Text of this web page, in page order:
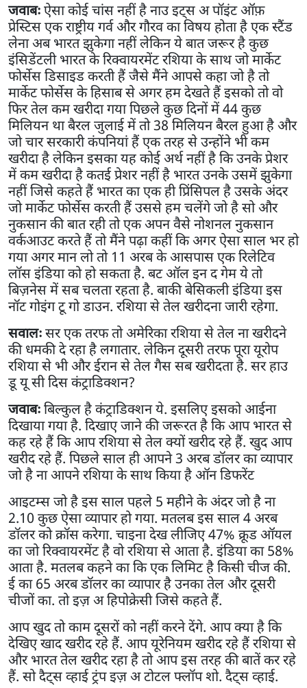
जवाबःऐसा कोई चांस नहीं है नाउ इट्स अ पॉइंट ऑफ़
प्रेस्टिस एक राष्ट्रीय गर्व और गौरव का विषय होता है एक स्टैंड
लेना अब भारत झुकेगा नहीं लेकिन ये बात जरूर है कुछ
इंसिडेंटली भारत के रिक्वायरमेंट रशिया के साथ जो मार्केट
फोर्सेस डिसाइड करती हैं जैसे मैंने आपसे कहा जो है तो
मार्केट फोर्सेस के हिसाब से अगर हम देखते हैं इसको तो वो
फिर तेल कम खरीदा गया पिछले कुछ दिनों में 44 कुछ
मिलियन था बैरल जुलाई में तो 38 मिलियन बैरल हुआ है और
जो चार सरकारी कंपनियां हैं एक तरह से उन्होंने भी कम
खरीदा है लेकिन इसका यह कोई अर्थ नहीं है कि उनके प्रेशर
में कम खरीदा है कतई प्रेशर नहीं है भारत उनके उसमें झुकेगा
नहीं जिसे कहते हैं भारत का एक ही प्रिंसिपल है उसके अंदर
जो मार्केट फोर्सेस करती हैं उससे हम चलेंगे जो है सो और
नुकसान की बात रही तो एक अपन वैसे नोशनल नुकसान
वर्कआउट करते हैं तो मैंने पढ़ा कहीं कि अगर ऐसा साल भर हो
गया अगर मान लो तो 11 अरब के आसपास एक रिलेटिव
लॉस इंडिया को हो सकता है. बट ऑल इन द गेम ये तो
बिज़नेस में सब चलता रहता है. बाकी बेसिकली इंडिया इस
नॉट गोइंग टू गो डाउन. रशिया से तेल खरीदना जारी रहेगा.
सवालःसर एक तरफ तो अमेरिका रशिया से तेल ना खरीदने
की धमकी दे रहा है लगातार. लेकिन दूसरी तरफ पूरा यूरोप
रशिया से भी और ईरान से तेल गैस सब खरीदता है. सर हाउ
डू यू सी दिस कंट्राडिक्शन?
जवाबःबिल्कुल है कंट्राडिक्शन ये. इसलिए इसको आईना
दिखाया गया है. दिखाए जाने की जरूरत है कि आप भारत से
कह रहे हैं कि आप रशिया से तेल क्यों खरीद रहे हैं. खुद आप
खरीद रहे हैं. पिछले साल ही आपने 3 अरब डॉलर का व्यापार
जो है ना आपने रशिया के साथ किया है ऑन डिफरेंट
आइटम्स जो है इस साल पहले 5 महीने के अंदर जो है ना
2.10 कुछ ऐसा व्यापार हो गया. मतलब इस साल 4 अरब
डॉलर को क्रॉस करेगा. चाइना देख लीजिए 47% क्रूड ऑयल
का जो रिक्वायरमेंट है वो रशिया से आता है. इंडिया का 58%
आता है. मतलब कहने का कि एक लिमिट है किसी चीज की.
ई का 65 अरब डॉलर का व्यापार है उनका तेल और दूसरी
चीजों का. तो इज़ अ हिपोक्रेसी जिसे कहते हैं.
आप खुद तो काम दूसरों को नहीं करने देंगे. आप क्या है कि
देखिए खाद खरीद रहे हैं. आप यूरेनियम खरीद रहे हैं रशिया से
और भारत तेल खरीद रहा है तो आप इस तरह की बातें कर रहे
हैं. सो दैट्स व्हाई ट्रंप इज़ अ टोटल फ्लॉप शो. दैट्स व्हाई.